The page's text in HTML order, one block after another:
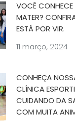
VOCÊ
MATER?
ESTÁ POR VIR.
11 março, 2024
CONHEÇA
CLÍNICA
CUIDANDO DA
COM MUITA